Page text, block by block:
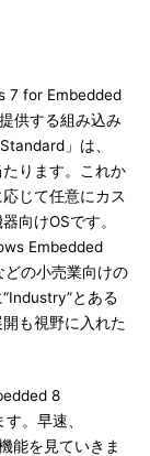
7 for Embedded
供する組み込み
」は、
ります。これか
じて任意にカス
向けOSです。
Embedded
どの小売業向けの
とある
も視野に入れた
8
。早速、
能を見ていきま